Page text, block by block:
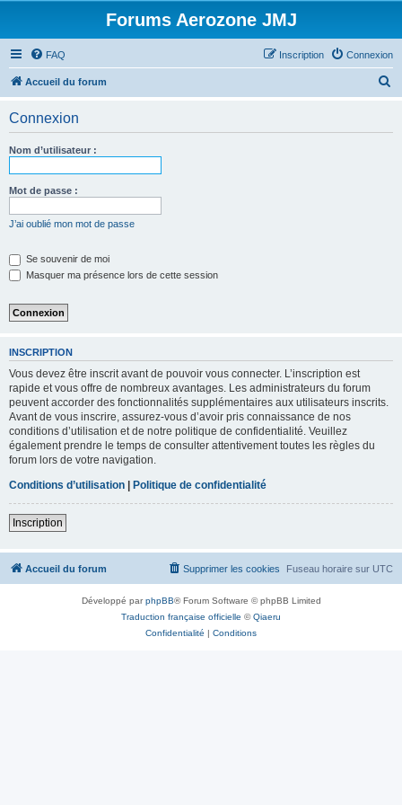
Forums Aerozone JMJ
FAQ Connexion
Inscription
Accueil du forum
Connexion
Nom d’utilisateur :
Mot de passe :
J’ai oublié mon mot de passe
Se souvenir de moi
Masquer ma présence lors de cette session
INSCRIPTION
Vous devez être inscrit avant de pouvoir vous connecter. L’inscription est
rapide et vous offre de nombreux avantages. Les administrateurs du forum
peuvent accorder des fonctionnalités supplémentaires aux utilisateurs inscrits.
Avant de vous inscrire, assurez-vous d’avoir pris connaissance de nos
conditions d’utilisation et de notre politique de confidentialité. Veuillez
également prendre le temps de consulter attentivement toutes les règles du
forum lors de votre navigation.
Conditions d’utilisation | Politique de confidentialité
Inscription
Accueil du forum Fuseau horaire sur UTC
Supprimer les cookies
Développé parphpBB® Forum Software © phpBB Limited
Traduction française officielle ©Qiaeru
Confidentialité | Conditions